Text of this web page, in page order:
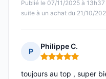
Publié le 07/11/2025 à 13h37
suite à un achat du 21/10/
P
Philippe C.
Note : 5 sur 5
toujours au top , super